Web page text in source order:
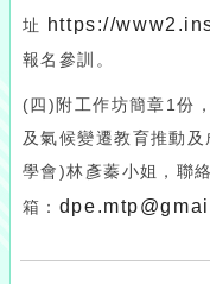
址
https://
報名參訓。
(四)附工作坊簡章1份
及氣候變遷教育推動
學會)林彥蓁小姐，聯
箱：